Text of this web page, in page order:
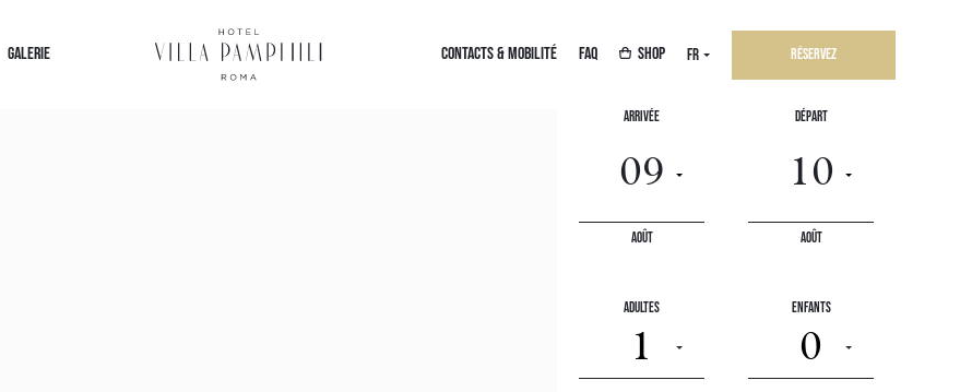
GALERIE CONTACTS & MOBILITÉ FAQ SHOP FR Réservez
Arrivée
Août
Départ
Août
Adultes
1
Enfants
0